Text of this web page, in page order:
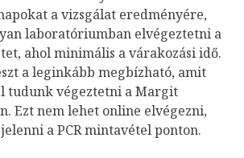
a vizsgálat eredményére,
laboratóriumban elvégeztetni a
ahol minimális a várakozási idő.
a leginkább megbízható, amit
tudunk végeztetni a Margit
Ezt nem lehet online elvégezni,
a PCR mintavétel ponton.